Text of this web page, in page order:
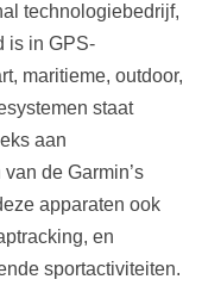
technologiebedrijf,
is in GPS-
maritieme, outdoor,
staat
aan
de Garmin’s
apparaten ook
en
sportactiviteiten.